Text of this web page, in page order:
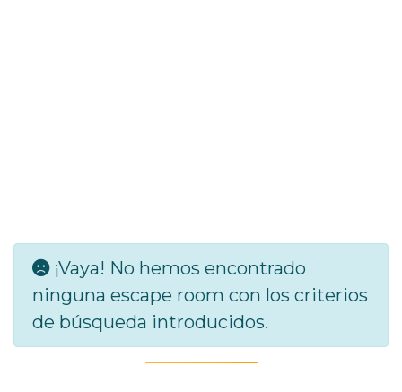
¡Vaya! No hemos encontrado
ninguna escape room con los criterios
de búsqueda introducidos.